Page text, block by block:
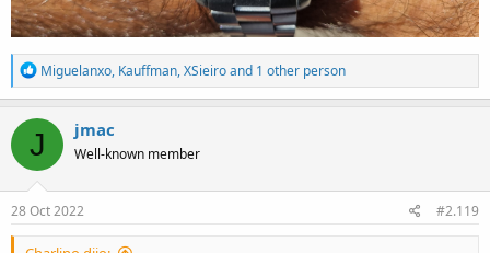
R
e
a
c
t
i
o
n
s
Miguelanxo, Kauffman,XSieiroand 1 other person
J jmac
Well-known member
28 Oct 2022 #2.119